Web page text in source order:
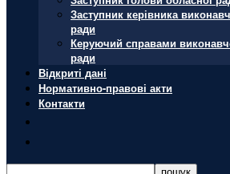
Заступник керівника
ради
Керуючий справами
ради
Відкриті дані
Нормативно-правові акти
Контакти